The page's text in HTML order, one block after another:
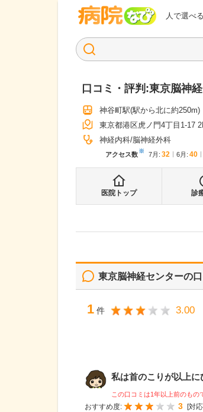
人で選べ
病院なび
口コミ・評判:東京脳神
神谷町駅(駅から北に約250m)
東京都港区虎ノ門4丁目1-17
神経内科 脳神経外科
アクセス数※ 7月 : 32 6月 : 40
医院トップ 診
東京脳神経センターの
1 件 3.00
私は首のこりが以上
この口コミは1年以上前のもの
おすすめ度:
3 [対